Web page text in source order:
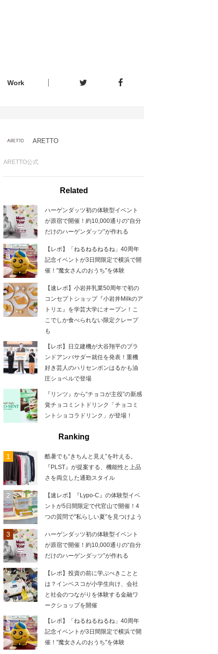
Work
ARETTO
ARETTO公式
Related
ハーゲンダッツ初の体験型イベント
が原宿で開催！約10,000通りの“自分
だけのハーゲンダッツ”が作れる
【レポ】「ねるねるねるね」40周年
記念イベントが3日間限定で横浜で開
催！"魔女さんのおうち"を体験
【速レポ】小岩井乳業50周年で初の
コンセプトショップ『小岩井Milkのア
トリエ』を学芸大学にオープン！こ
こでしか食べられない限定クレープ
も
【レポ】日立建機が大谷翔平のブラ
ンドアンバサダー就任を発表！重機
好き芸人のハリセンボンはるかも油
圧ショベルで登場
『リンツ』から“チョコが主役”の新感
覚チョコミントドリンク「チョコミ
ントショコラドリンク」が登場！
Ranking
酷暑でも“きちんと見え”を叶える。
『PLST』が提案する、機能性と上品
さを両立した通勤スタイル
【速レポ】『Lypo-C』の体験型イベ
ントが5日間限定で代官山で開催！4
つの質問で"私らしい夏"を見つけよう
ハーゲンダッツ初の体験型イベント
が原宿で開催！約10,000通りの“自分
だけのハーゲンダッツ”が作れる
【レポ】投資の前に学ぶべきことと
は？インベスコが小学生向け、会社
と社会のつながりを体験する金融ワ
ークショップを開催
【レポ】「ねるねるねるね」40周年
記念イベントが3日間限定で横浜で開
催！"魔女さんのおうち"を体験